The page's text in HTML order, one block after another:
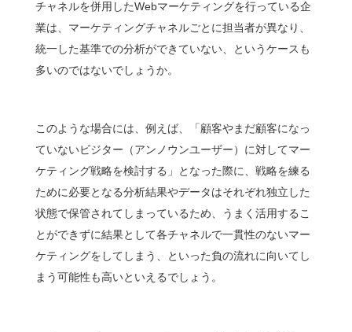
チャネルを併用したWebマーケティングを行っている企
業は、マーケティングチャネルごとに担当者が異なり、
統一した基準での分析ができていない、というケースも
多いのではないでしょうか。
このような場合には、例えば、「顧客やまだ顧客になっ
ていないビジター（アンノウンユーザー）に対してマー
ケティング戦略を検討する」となった際に、戦略を練る
ために必要となる分析結果やデータはそれぞれ独立した
状態で保管されてしまっているため、うまく活用するこ
とができずに結果として各チャネルで一貫性のないマー
ケティングをしてしまう、といった負の流れに向いてし
まう可能性も高いといえるでしょう。